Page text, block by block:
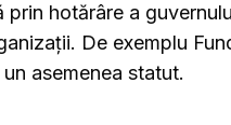
prin hotărâre a
De exemplu
asemenea statut.